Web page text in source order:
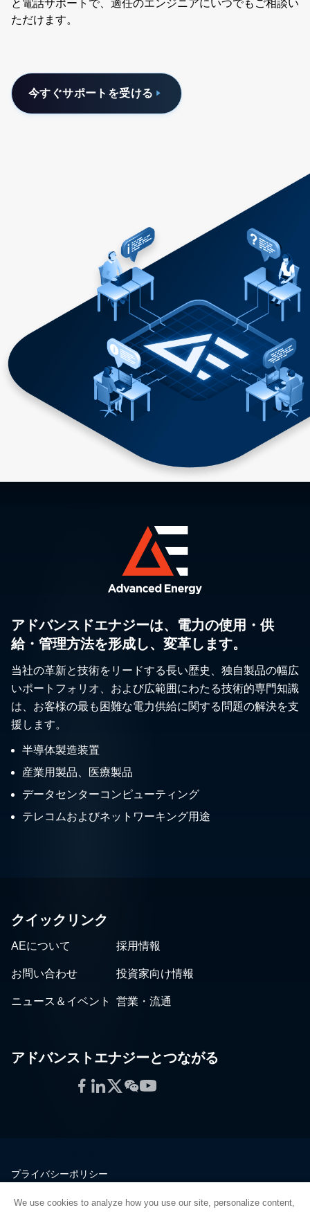
と電話サポートで、適任のエンジニアにいつでもご相談い
ただけます。
今すぐサポートを受ける
アドバンスドエナジーは、電力の使用・供
給・管理方法を形成し、変革します。
当社の革新と技術をリードする長い歴史、独自製品の幅広
いポートフォリオ、および広範囲にわたる技術的専門知識
は、お客様の最も困難な電力供給に関する問題の解決を支
援します。
半導体製造装置
産業用製品、医療製品
データセンターコンピューティング
テレコムおよびネットワーキング用途
クイックリンク
AEについて 採用情報
お問い合わせ 投資家向け情報
ニュース＆イベント 営業・流通
アドバンストエナジーとつながる
Facebook
LinkedIn
Twitter
WeChat
YouTube
プライバシーポリシー
品質
We use cookies to analyze how you use our site, personalize content,